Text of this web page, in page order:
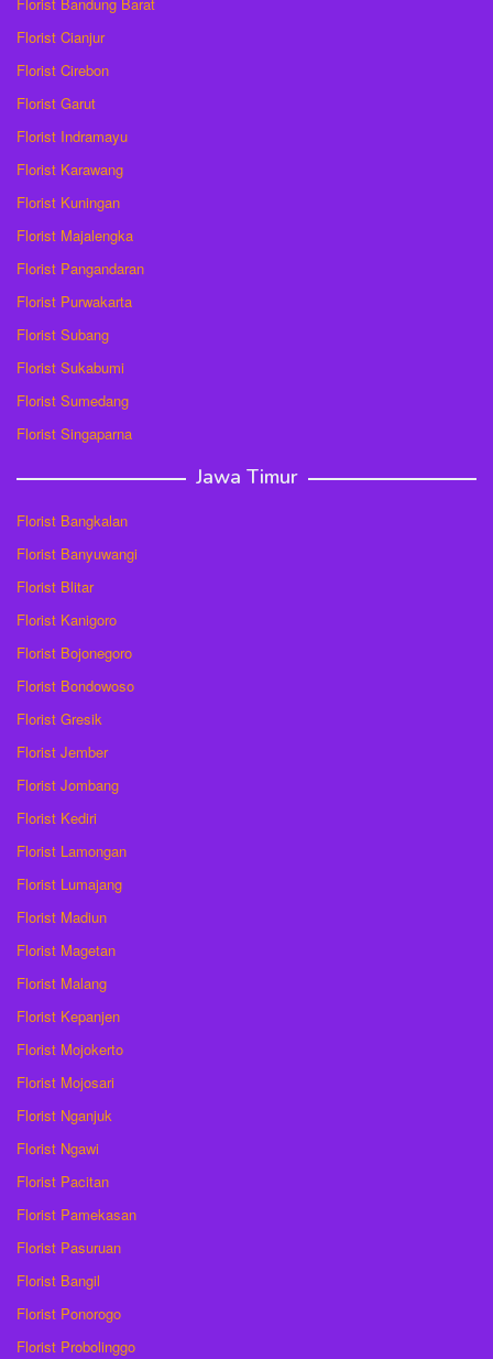
Florist Cianjur
Florist Cirebon
Florist Garut
Florist Indramayu
Florist Karawang
Florist Kuningan
Florist Majalengka
Florist Pangandaran
Florist Purwakarta
Florist Subang
Florist Sukabumi
Florist Sumedang
Florist Singaparna
Jawa Timur
Florist Bangkalan
Florist Banyuwangi
Florist Blitar
Florist Kanigoro
Florist Bojonegoro
Florist Bondowoso
Florist Gresik
Florist Jember
Florist Jombang
Florist Kediri
Florist Lamongan
Florist Lumajang
Florist Madiun
Florist Magetan
Florist Malang
Florist Kepanjen
Florist Mojokerto
Florist Mojosari
Florist Nganjuk
Florist Ngawi
Florist Pacitan
Florist Pamekasan
Florist Pasuruan
Florist Bangil
Florist Ponorogo
Florist Probolinggo